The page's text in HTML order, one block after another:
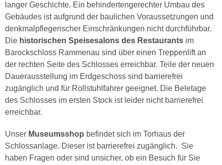
langer Geschichte. Ein behindertengerechter Umbau des
Gebäudes ist aufgrund der baulichen Voraussetzungen und
denkmalpflegerischer Einschränkungen nicht durchführbar.
Die historischen Speisesalons des Restaurants im
Barockschloss Rammenau sind über einen Treppenlift an
der rechten Seite des Schlosses erreichbar. Teile der neuen
Dauerausstellung im Erdgeschoss sind barrierefrei
zugänglich und für Rollstuhlfahrer geeignet. Die Beletage
des Schlosses im ersten Stock ist leider nicht barrierefrei
erreichbar.
Unser Museumsshop befindet sich im Torhaus der
Schlossanlage. Dieser ist barrierefrei zugänglich. Sie
haben Fragen oder sind unsicher, ob ein Besuch für Sie